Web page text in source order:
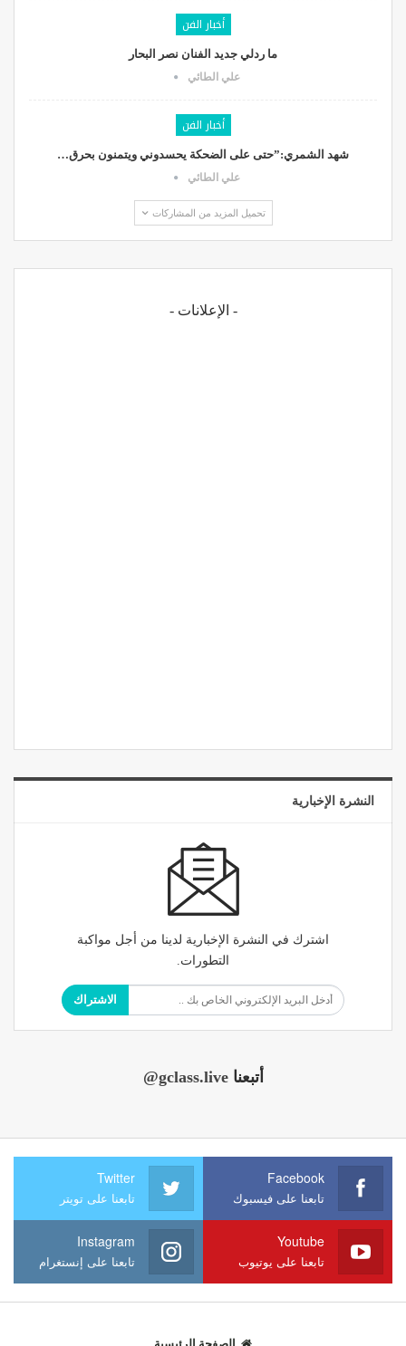
أخبار الفن
ما ردلي جديد الفنان نصر البحار
علي الطائي
أخبار الفن
شهد الشمري:”حتى على الضحكة يحسدوني ويتمنون بحرق…
علي الطائي
تحميل المزيد من المشاركات
- الإعلانات -
النشرة الإخبارية
اشترك في النشرة الإخبارية لدينا من أجل مواكبة
التطورات.
الاشتراك
أتبعنا@gclass.live
Facebook
تابعنا على فيسبوك
Twitter
تابعنا على تويتر
Youtube
تابعنا على يوتيوب
Instagram
تابعنا على إنستغرام